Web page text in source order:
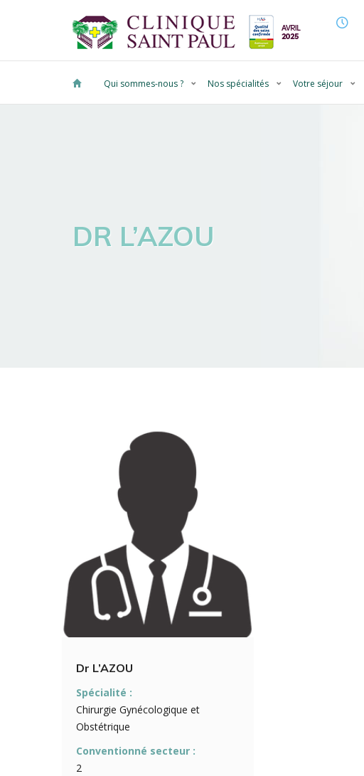
Qui sommes-nous ? Nos spécialités Votre séjour
DR L’AZOU
Dr L’AZOU
Spécialité :
Chirurgie Gynécologique et
Obstétrique
Conventionné secteur :
2